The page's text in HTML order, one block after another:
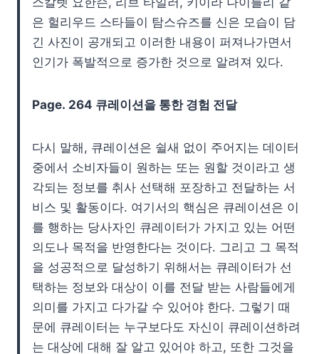
은 헐리우드 스타들이 탐스슈즈를 신은 모습이 담
긴 사진이 공개되고 이러한 내용이 퍼져나가면서
인기가 폭발적으로 증가한 것으로 알려져 있다.
Page. 264 큐레이션을 통한 경험 전달
다시 말해, 큐레이션은 쉴새 없이 주어지는 데이터
중에서 소비자들이 원하는 또는 원할 것이라고 생
각되는 정보를 취사 선택해 포장하고 전달하는 서
비스 및 활동이다. 여기서의 핵심은 큐레이션은 이
를 행하는 당사자인 큐레이터가 가지고 있는 어떤
의도나 목적을 반영한다는 것이다. 그리고 그 목적
을 성공적으로 달성하기 위해서는 큐레이터가 선
택하는 정보와 대상이 이를 전달 받는 사람들에게
의미를 가지고 다가갈 수 있어야 한다. 그렇기 때
문에 큐레이터는 누구보다도 자신이 큐레이션하려
는 대상에 대해 잘 알고 있어야 하고, 또한 그것을